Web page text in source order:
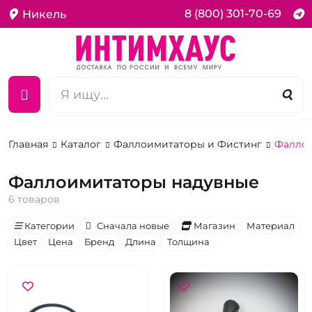
Никель 8 (800) 301-70-69
Главная Каталог Фаллоимитаторы и Фистинг
Фаллоимитаторы надувные
6 товаров
Категории Сначала новые Магазин
Материал
Цвет
Цена Бренд Длина Толщина